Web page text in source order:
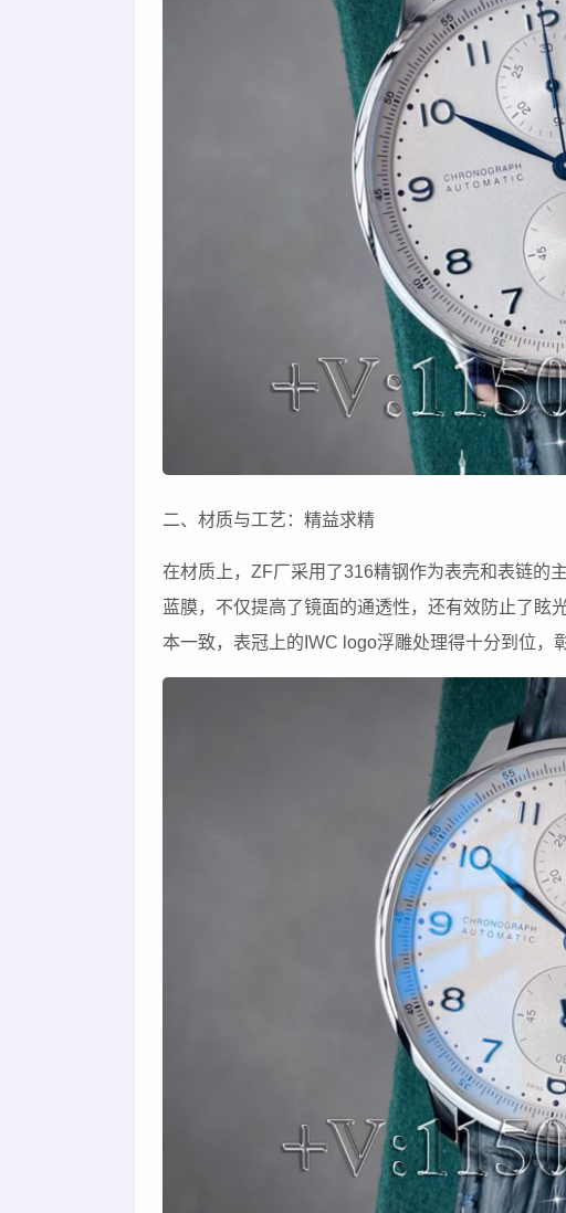
二、材质与工艺：精益求精
在材质上，ZF厂采用了316精钢作为表壳和表链的
蓝膜，不仅提高了镜面的通透性，还有效防止了眩
本一致，表冠上的IWC logo浮雕处理得十分到位，